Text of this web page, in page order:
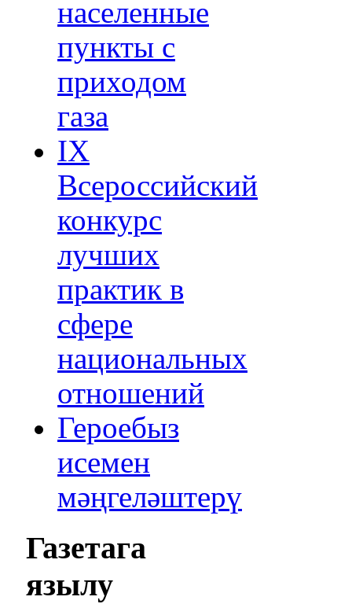
населенные
пункты с
приходом
газа
IХ
Всероссийский
конкурс
лучших
практик в
сфере
национальных
отношений
Героебыз
исемен
мәңгеләштерү
Газетага
язылу